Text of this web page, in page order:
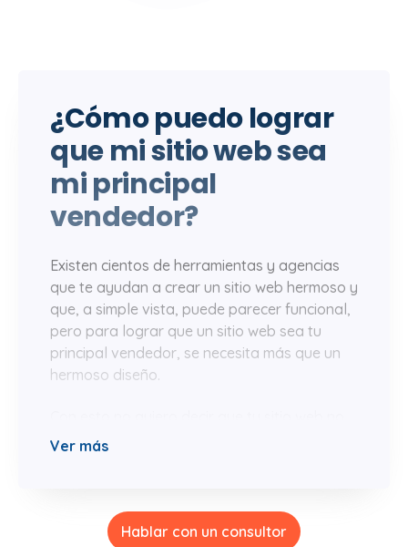
¿Cómo puedo lograr
que mi sitio web sea
mi principal
vendedor?
Existen cientos de herramientas y agencias
que te ayudan a crear un sitio web hermoso y
que, a simple vista, puede parecer funcional,
pero para lograr que un sitio web sea tu
principal vendedor, se necesita más que un
hermoso diseño.
pueda ser atractivo. Veamos qué necesita un
Primero, tú y toda la empresa deben
Ver más
Hablar con un consultor